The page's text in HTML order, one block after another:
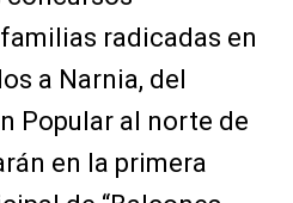
radicadas en
a Narnia, del
Popular al norte de
en la primera